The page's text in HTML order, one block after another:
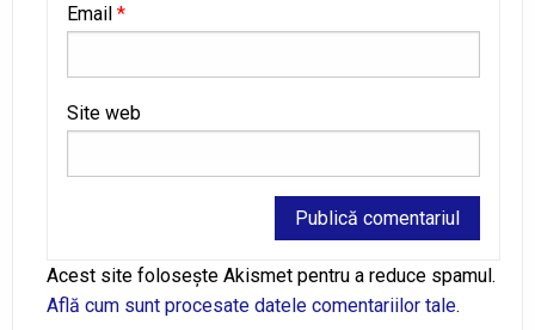
Email *
Site web
Alternative:
Acest site folosește Akismet pentru a reduce spamul.
Află cum sunt procesate datele comentariilor tale.